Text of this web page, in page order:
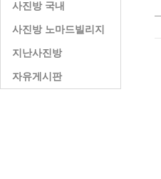
사진방 국내
사진방 노마드빌리지
지난사진방
자유게시판